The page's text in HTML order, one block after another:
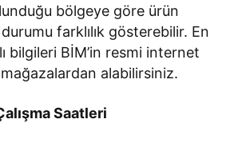
bölgeye göre ürün
farklılık gösterebilir. En
bilgileri BİM’in resmi internet
alabilirsiniz.
Saatleri